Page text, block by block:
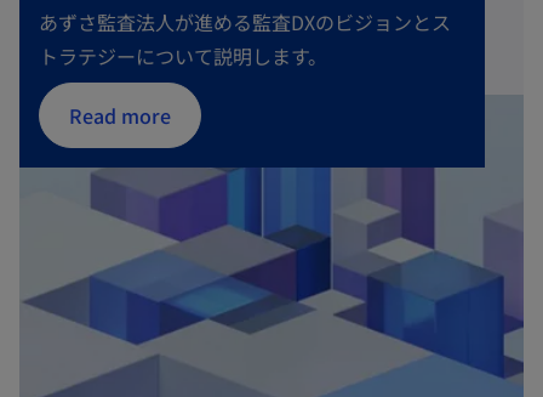
あずさ監査法人が進める監査DXのビジョンとス
トラテジーについて説明します。
Read more